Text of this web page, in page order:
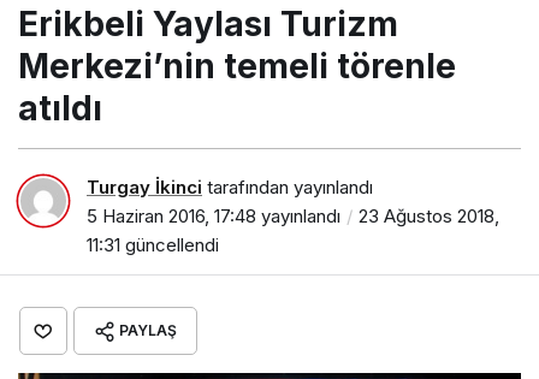
Erikbeli Yaylası Turizm
Merkezi’nin temeli törenle
atıldı
Turgay İkinci tarafından yayınlandı
5 Haziran 2016, 17:48 yayınlandı
23 Ağustos 2018,
11:31 güncellendi
PAYLAŞ